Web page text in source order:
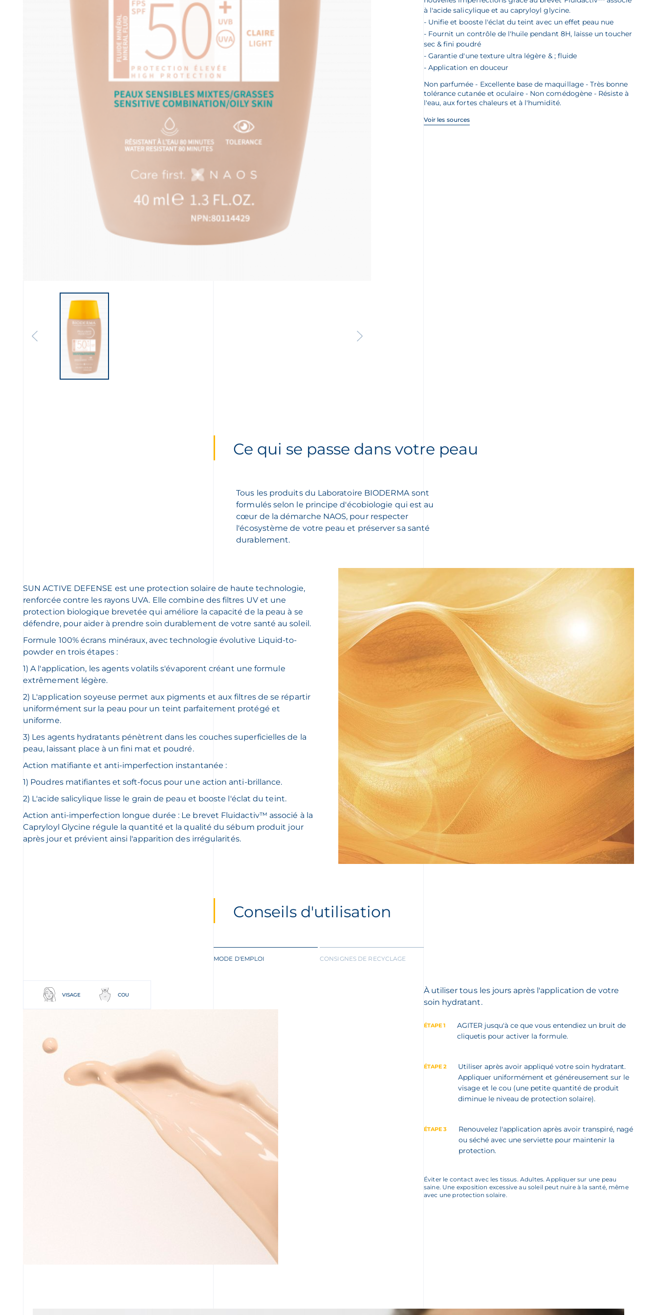
à l'acide salicylique et au capryloyl glycine.
Unifie et booste l'éclat du teint avec un effet peau nue
Fournit un contrôle de l'huile pendant 8H, laisse un toucher
sec & fini poudré
Garantie d'une texture ultra légère & ; fluide
Application en douceur
Non parfumée - Excellente base de maquillage - Très bonne
tolérance cutanée et oculaire - Non comédogène - Résiste à
l'eau, aux fortes chaleurs et à l'humidité.
Voir les sources
Ce qui se passe dans votre peau
Tous les produits du Laboratoire BIODERMA sont
formulés selon le principe d'écobiologie qui est au
cœur de la démarche NAOS, pour respecter
l'écosystème de votre peau et préserver sa santé
durablement.
SUN ACTIVE DEFENSE est une protection solaire de haute technologie,
renforcée contre les rayons UVA. Elle combine des filtres UV et une
protection biologique brevetée qui améliore la capacité de la peau à se
défendre, pour aider à prendre soin durablement de votre santé au soleil.
Formule 100% écrans minéraux, avec technologie évolutive Liquid-to-
powder en trois étapes :
1) A l'application, les agents volatils s'évaporent créant une formule
extrêmement légère.
2) L'application soyeuse permet aux pigments et aux filtres de se répartir
uniformément sur la peau pour un teint parfaitement protégé et
uniforme.
3) Les agents hydratants pénètrent dans les couches superficielles de la
peau, laissant place à un fini mat et poudré.
Action matifiante et anti-imperfection instantanée :
1) Poudres matifiantes et soft-focus pour une action anti-brillance.
2) L'acide salicylique lisse le grain de peau et booste l'éclat du teint.
Action anti-imperfection longue durée : Le brevet Fluidactiv™ associé à la
Capryloyl Glycine régule la quantité et la qualité du sébum produit jour
après jour et prévient ainsi l'apparition des irrégularités.
Conseils d'utilisation
MODE D'EMPLOI CONSIGNES DE RECYCLAGE
VISAGE COU
À utiliser tous les jours après l'application de votre
soin hydratant.
ÉTAPE 1
AGITER jusqu'à ce que vous entendiez un bruit de
cliquetis pour activer la formule.
ÉTAPE 2
Utiliser après avoir appliqué votre soin hydratant.
Appliquer uniformément et généreusement sur le
visage et le cou (une petite quantité de produit
diminue le niveau de protection solaire).
ÉTAPE 3
Renouvelez l'application après avoir transpiré, nagé
ou séché avec une serviette pour maintenir la
protection.
Éviter le contact avec les tissus. Adultes. Appliquer sur une peau
saine. Une exposition excessive au soleil peut nuire à la santé, même
avec une protection solaire.